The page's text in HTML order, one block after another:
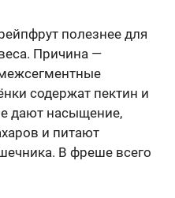
полезнее для
Причина —
содержат пектин и
дают насыщение,
и питают
В фреше всего